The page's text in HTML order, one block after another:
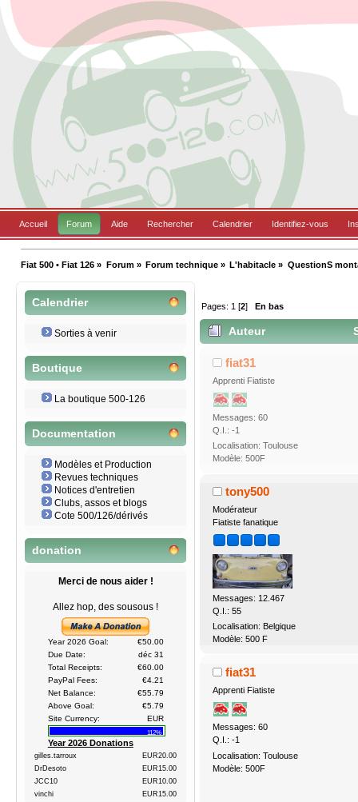
Accueil Forum Aide Rechercher Calendrier Identifiez-vous
Fiat 500 • Fiat 126 » Forum» Forum technique» L'habitacle » QuestionS
Calendrier
Sorties à venir
Boutique
La boutique 500-126
Documentation
Modèles et Production
Revues techniques
Notices d'entretien
Clubs, assos et blogs
Cote 500/126/dérivés
donation
Merci de nous aider !
Allez hop, des sousous !
Year 2026 Goal:
€50.00
Due Date:
déc 31
Total Receipts:
€60.00
PayPal Fees:
€4.21
Net Balance:
€55.79
Above Goal:
€5.79
Site Currency:
EUR
112%
Year 2026 Donations
gilles.tarroux
EUR20.00
DrDesoto
EUR15.00
JCC10
EUR10.00
vinchi
EUR15.00
Pages: 1 [2] En bas
Auteur
fiat31
Apprenti Fiatiste
Messages: 60
Q.I.: -1
Localisation: Toulouse
Modèle: 500F
tony500
Modérateur
Fiatiste fanatique
Messages: 12.467
Q.I.: 55
Localisation: Belgique
Modèle: 500 F
fiat31
Apprenti Fiatiste
Messages: 60
Q.I.: -1
Localisation: Toulouse
Modèle: 500F